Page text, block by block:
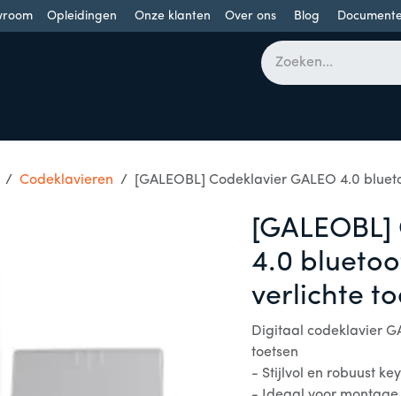
Opleidingen Onze klanten Over ons Blog
Codeklavieren [GALEOBL] Codeklavier GALEO 4.0
4.0
verlichte
Digitaal codeklavier
toetsen
- Stijlvol en robuust